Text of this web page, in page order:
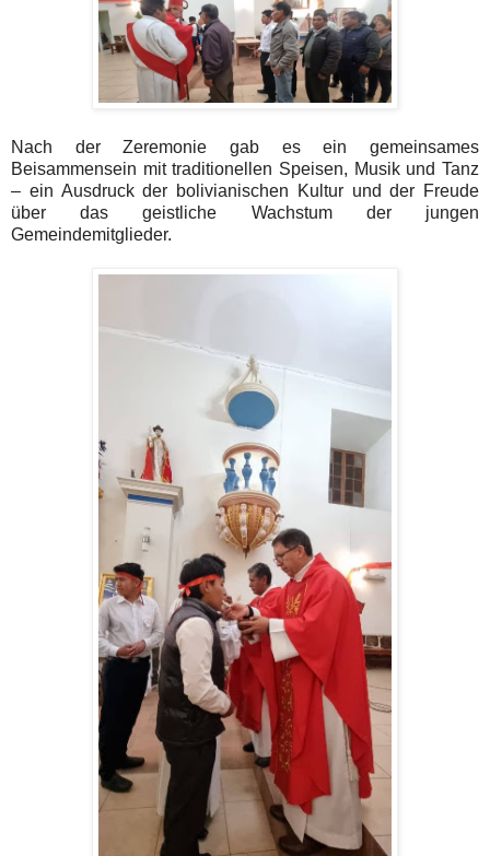
Nach der Zeremonie gab es ein gemeinsames
Beisammensein mit traditionellen Speisen, Musik und Tanz
– ein Ausdruck der bolivianischen Kultur und der Freude
über das geistliche Wachstum der jungen
Gemeindemitglieder.